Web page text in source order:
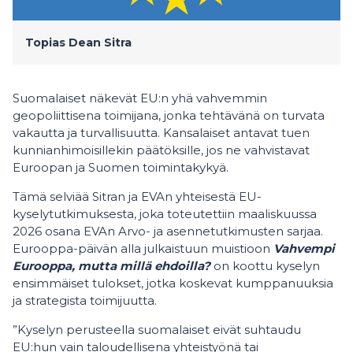
Topias Dean Sitra
Suomalaiset näkevät EU:n yhä vahvemmin
geopoliittisena toimijana, jonka tehtävänä on turvata
vakautta ja turvallisuutta. Kansalaiset antavat tuen
kunnianhimoisillekin päätöksille, jos ne vahvistavat
Euroopan ja Suomen toimintakykyä.
Tämä selviää Sitran ja EVAn yhteisestä EU-
kyselytutkimuksesta, joka toteutettiin maaliskuussa
2026 osana EVAn Arvo- ja asennetutkimusten sarjaa.
Eurooppa-päivän alla julkaistuun muistioon Vahvempi
Eurooppa, mutta millä ehdoilla? on koottu kyselyn
ensimmäiset tulokset, jotka koskevat kumppanuuksia
ja strategista toimijuutta.
”Kyselyn perusteella suomalaiset eivät suhtaudu
EU:hun vain taloudellisena yhteistyönä tai